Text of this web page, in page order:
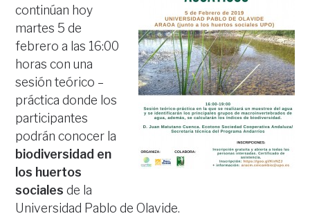
continúan hoy
martes 5 de
febrero a las 16:00
horas con una
sesión teórico –
práctica donde los
participantes
podrán conocer la
biodiversidad en
los huertos
sociales de la
Universidad Pablo de Olavide.